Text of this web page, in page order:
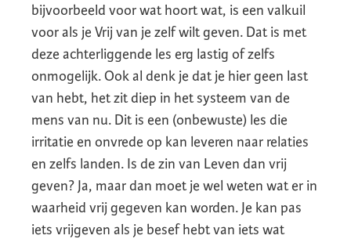
bijvoorbeeld voor wat hoort wat, is een valkuil
voor als je Vrij van je zelf wilt geven. Dat is met
deze achterliggende les erg lastig of zelfs
onmogelijk. Ook al denk je dat je hier geen last
van hebt, het zit diep in het systeem van de
mens van nu. Dit is een (onbewuste) les die
irritatie en onvrede op kan leveren naar relaties
en zelfs landen. Is de zin van Leven dan vrij
geven? Ja, maar dan moet je wel weten wat er in
waarheid vrij gegeven kan worden. Je kan pas
iets vrijgeven als je besef hebt van iets wat